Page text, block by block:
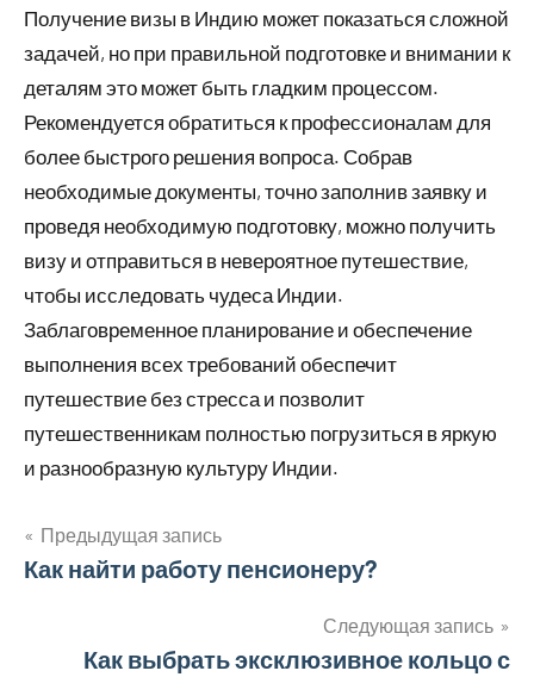
Получение визы в Индию может показаться сложной
задачей, но при правильной подготовке и внимании к
деталям это может быть гладким процессом.
Рекомендуется обратиться к профессионалам для
более быстрого решения вопроса. Собрав
необходимые документы, точно заполнив заявку и
проведя необходимую подготовку, можно получить
визу и отправиться в невероятное путешествие,
чтобы исследовать чудеса Индии.
Заблаговременное планирование и обеспечение
выполнения всех требований обеспечит
путешествие без стресса и позволит
путешественникам полностью погрузиться в яркую
и разнообразную культуру Индии.
Навигация
записям
Предыдущая запись
Как найти работу пенсионеру?
Следующая запись
Как выбрать эксклюзивное кольцо с